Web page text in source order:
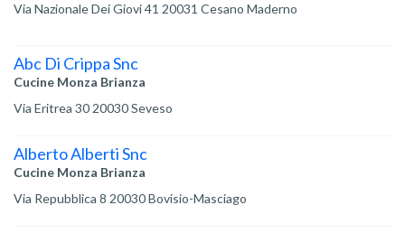
Via Nazionale Dei Giovi 41 20031 Cesano Maderno
Abc Di Crippa Snc
Cucine Monza Brianza
Via Eritrea 30 20030 Seveso
Alberto Alberti Snc
Cucine Monza Brianza
Via Repubblica 8 20030 Bovisio-Masciago